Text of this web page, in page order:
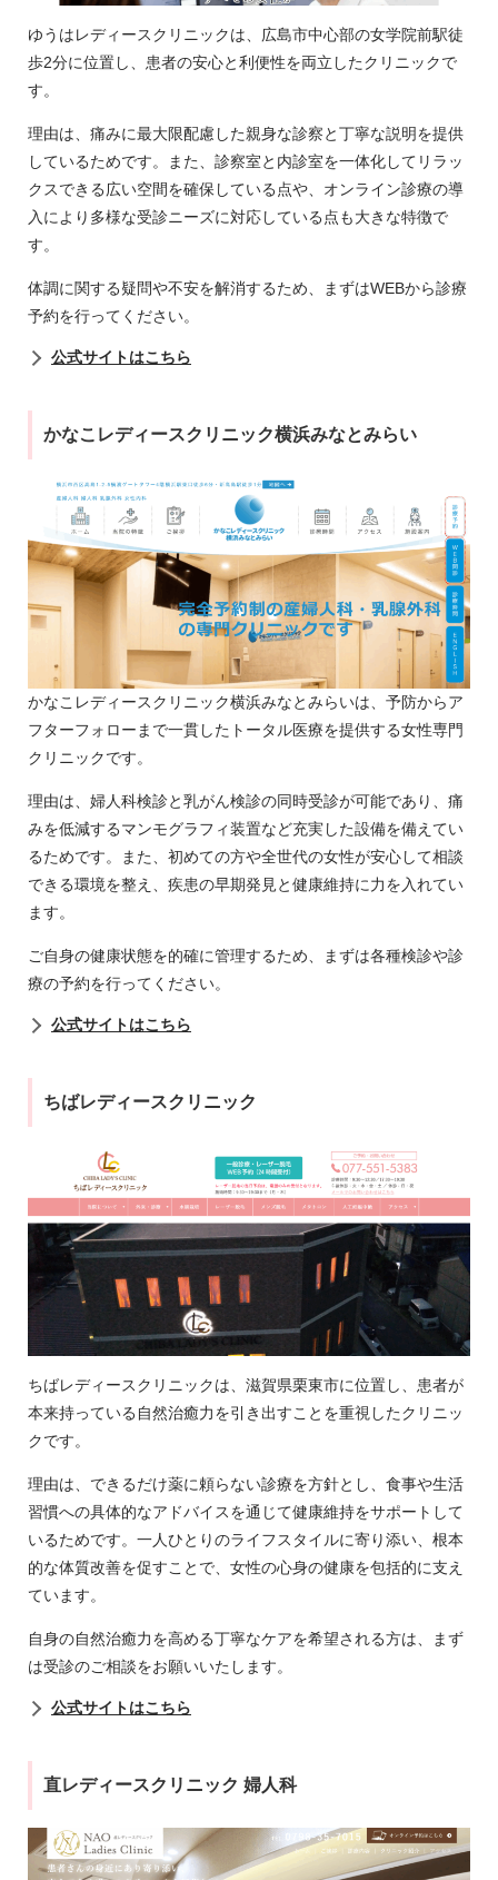
ゆうはレディースクリニックは、広島市中心部の女学院前駅徒
歩2分に位置し、患者の安心と利便性を両立したクリニックで
す。
理由は、痛みに最大限配慮した親身な診察と丁寧な説明を提供
しているためです。また、診察室と内診室を一体化してリラッ
クスできる広い空間を確保している点や、オンライン診療の導
入により多様な受診ニーズに対応している点も大きな特徴で
す。
体調に関する疑問や不安を解消するため、まずはWEBから診療
予約を行ってください。
公式サイトはこちら
かなこレディースクリニック横浜みなとみらい
かなこレディースクリニック横浜みなとみらいは、予防からア
フターフォローまで一貫したトータル医療を提供する女性専門
クリニックです。
理由は、婦人科検診と乳がん検診の同時受診が可能であり、痛
みを低減するマンモグラフィ装置など充実した設備を備えてい
るためです。また、初めての方や全世代の女性が安心して相談
できる環境を整え、疾患の早期発見と健康維持に力を入れてい
ます。
ご自身の健康状態を的確に管理するため、まずは各種検診や診
療の予約を行ってください。
公式サイトはこちら
ちばレディースクリニック
ちばレディースクリニックは、滋賀県栗東市に位置し、患者が
本来持っている自然治癒力を引き出すことを重視したクリニッ
クです。
理由は、できるだけ薬に頼らない診療を方針とし、食事や生活
習慣への具体的なアドバイスを通じて健康維持をサポートして
いるためです。一人ひとりのライフスタイルに寄り添い、根本
的な体質改善を促すことで、女性の心身の健康を包括的に支え
ています。
自身の自然治癒力を高める丁寧なケアを希望される方は、まず
は受診のご相談をお願いいたします。
公式サイトはこちら
直レディースクリニック 婦人科